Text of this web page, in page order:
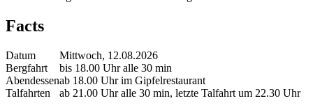
Facts
Datum
Mittwoch, 12.08.2026
Bergfahrt
bis 18.00 Uhr alle 30 min
Abendessenab 18.00 Uhr im Gipfelrestaurant
Talfahrten
ab 21.00 Uhr alle 30 min, letzte Talfahrt um 22.30 Uhr